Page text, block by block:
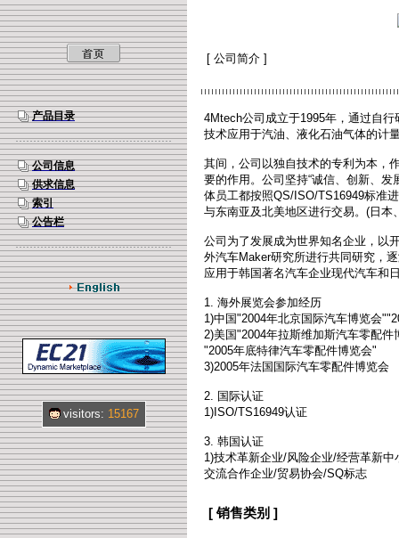
产品目录
公司信息
供求信息
索引
公告栏
visitors: 15167
[ 公司简介 ]
4Mtech公司成立于1995年，通过自
技术应用于汽油、液化石油气体的计
其间，公司以独自技术的专利为本，
要的作用。公司坚持“诚信、创新、
体员工都按照QS/ISO/TS16949标准
与东南亚及北美地区进行交易。(日本
公司为了发展成为世界知名企业，以
外汽车Maker研究所进行共同研究，
应用于韩国著名汽车企业现代汽车和
1. 海外展览会参加经历
1)中国"2004年北京国际汽车博览会
2)美国"2004年拉斯维加斯汽车零配件
"2005年底特律汽车零配件博览会"
3)2005年法国国际汽车零配件博览会
2. 国际认证
1)ISO/TS16949认证
3. 韩国认证
1)技术革新企业/风险企业/经营革新
交流合作企业/贸易协会/SQ标志
[ 销售类别 ]